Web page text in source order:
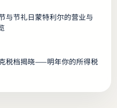
与节礼日蒙特利尔的营业与
税档揭晓——明年你的所得税